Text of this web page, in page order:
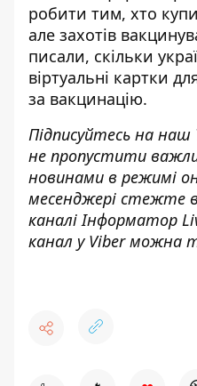
робити тим, хто
але захотів
писали, скільки
віртуальні картки
за вакцинацію.
Підписуйтесь на наш
не пропустити
новинами в режимі
месенджері стежте
каналіІнформатор
канал у Viber можна